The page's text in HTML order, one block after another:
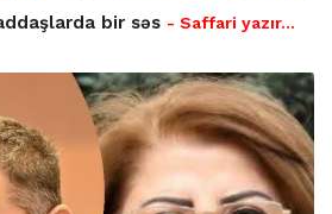
bir səs - Saffari yazır…